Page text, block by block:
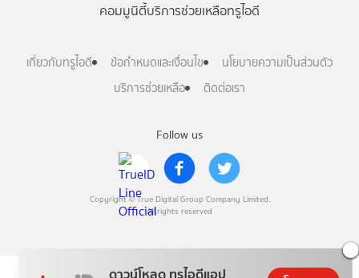
Follow us
Copyright © True Digital Group Company Limited.
All rights reserved
คอมมูนิตี้บริการช่วยเหลือทรูไอดี
เกี่ยวกับทรูไอดี ข้อกำหนดและเงื่อนไข
นโยบายความเป็นส่วนตัว
บริการช่วยเหลือ
ติดต่อเรา